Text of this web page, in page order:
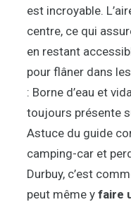
est incroyable.
centre, ce qui
en restant
pour flâner dans
: Borne d’eau et
toujours présente
Astuce du guide
camping-car et
Durbuy, c’est
peut même y faire